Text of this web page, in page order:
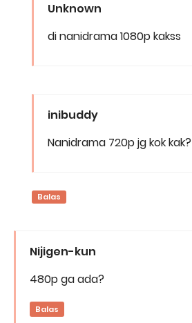
Unknown
di nanidrama 1080p kakss
inibuddy
Nanidrama 720p jg kok kak?
Balas
Nijigen-kun
480p ga ada?
Balas